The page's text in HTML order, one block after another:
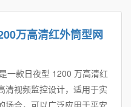
万高清红外筒型网
一款日夜型 1200 万高清红
清视频监控设计，适用于实
场合，可以广泛应用于平安